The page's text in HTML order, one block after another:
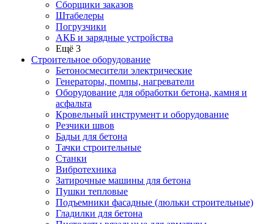
Сборщики заказов
Штабелеры
Погрузчики
АКБ и зарядные устройства
Ещё 3
Строительное оборудование
Бетоносмесители электрические
Генераторы, помпы, нагреватели
Оборудование для обработки бетона, камня и
асфальта
Кровельный инструмент и оборудование
Резчики швов
Бадьи для бетона
Тачки строительные
Станки
Вибротехника
Затирочные машины для бетона
Пушки тепловые
Подъемники фасадные (люльки строительные)
Гладилки для бетона